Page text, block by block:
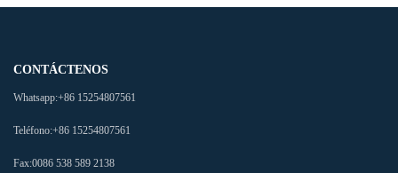
CONTÁCTENOS
Whatsapp:+86 15254807561
Teléfono:+86 15254807561
Fax:0086 538 589 2138